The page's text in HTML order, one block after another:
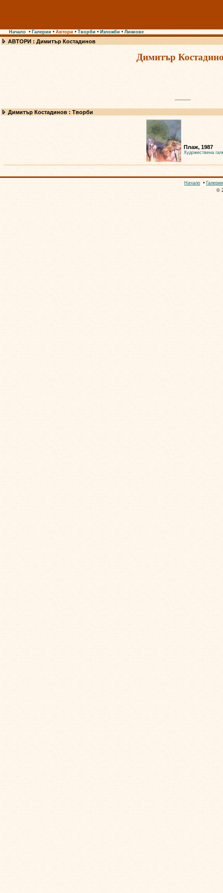
Начало • Галерии • Автори • Творби • Изложби • Линкове
АВТОРИ : Димитър Костадинов
Димитър
Димитър Костадинов : Творби
Плаж, 1987
Художествена
Начало • Галерии
©